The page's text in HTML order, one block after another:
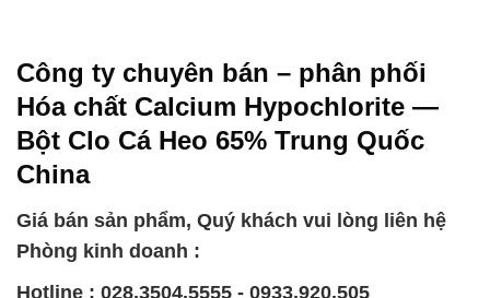
Công ty chuyên bán – phân phối
Hóa chất Calcium Hypochlorite —
Bột Clo Cá Heo 65% Trung Quốc
China
Giá bán sản phẩm, Quý khách vui lòng liên hệ
Phòng kinh doanh :
Hotline : 028.3504.5555 - 0933.920.505